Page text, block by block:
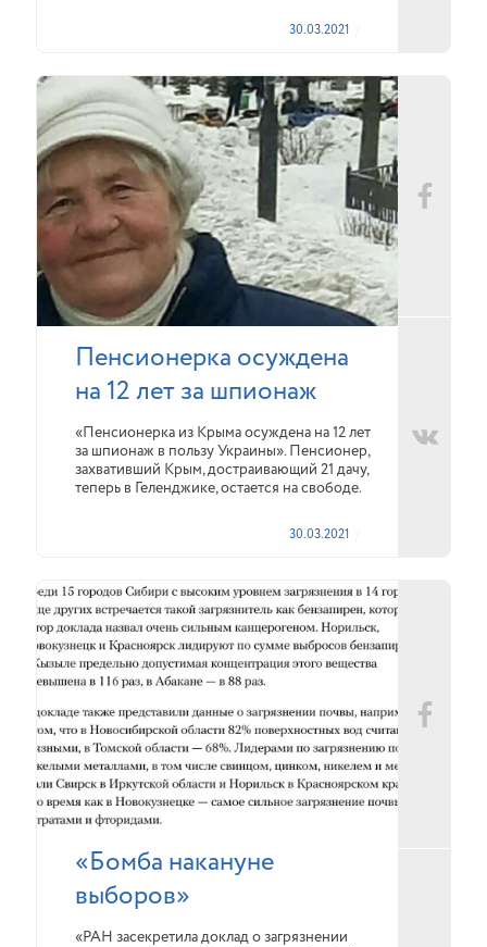
30.03.2021
Пенсионерка осуждена
на 12 лет за шпионаж
«Пенсионерка из Крыма осуждена на 12 лет
за шпионаж в пользу Украины». Пенсионер,
захвативший Крым, достраивающий 21 дачу,
теперь в Геленджике, остается на свободе.
30.03.2021
«Бомба накануне
выборов»
«РАН засекретила доклад о загрязнении